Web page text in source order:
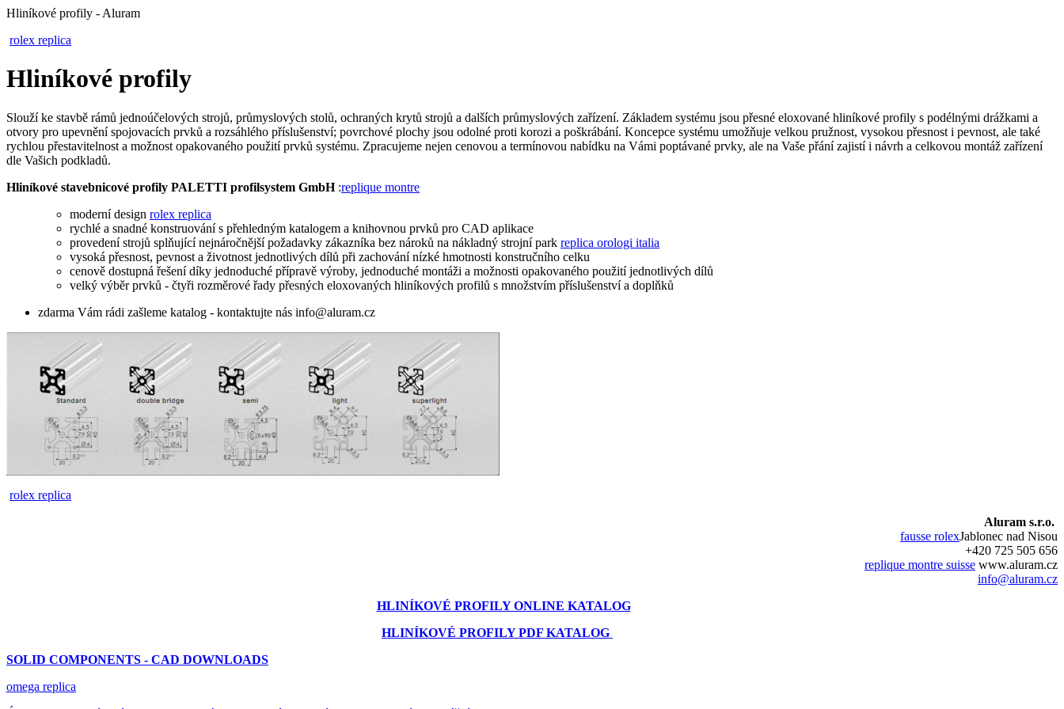
Hliníkové profily - Aluram
rolex replica
Hliníkové profily
Slouží ke stavbě rámů jednoúčelových strojů, průmyslových stolů, ochraných krytů strojů a dalších průmyslových zařízení. Základem systému jsou přesné eloxované hliníkové profily s podélnými drážkami a
otvory pro upevnění spojovacích prvků a rozsáhlého příslušenství; povrchové plochy jsou odolné proti korozi a poškrábání. Koncepce systému umožňuje velkou pružnost, vysokou přesnost i pevnost, ale také
rychlou přestavitelnost a možnost opakovaného použití prvků systému. Zpracujeme nejen cenovou a termínovou nabídku na Vámi poptávané prvky, ale na Vaše přání zajistí i návrh a celkovou montáž zařízení
dle Vašich podkladů.
Hliníkové stavebnicové profily PALETTI profilsystem GmbH :replique montre
moderní design rolex replica
rychlé a snadné konstruování s přehledným katalogem a knihovnou prvků pro CAD aplikace
provedení strojů splňující nejnáročnější požadavky zákazníka bez nároků na nákladný strojní park replica orologi italia
vysoká přesnost, pevnost a životnost jednotlivých dílů při zachování nízké hmotnosti konstručního celku
cenově dostupná řešení díky jednoduché přípravě výroby, jednoduché montáži a možnosti opakovaného použití jednotlivých dílů
velký výběr prvků - čtyři rozměrové řady přesných eloxovaných hliníkových profilů s množstvím příslušenství a doplňků
zdarma Vám rádi zašleme katalog - kontaktujte nás info@aluram.cz
rolex replica
Aluram s.r.o.
fausse rolexJablonec nad Nisou
+420 725 505 656
replique montre suisse www.aluram.cz
info@aluram.cz
HLINÍKOVÉ PROFILY ONLINE KATALOG
HLINÍKOVÉ PROFILY PDF KATALOG
SOLID COMPONENTS - CAD DOWNLOADS
omega replica